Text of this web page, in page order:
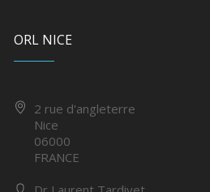
ORL NICE
2 rue d'angleterre
Nice
06000
FRANCE